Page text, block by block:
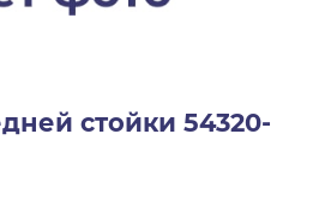
стойки 54320-